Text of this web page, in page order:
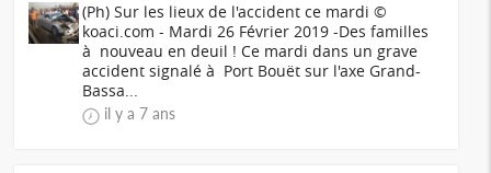
(Ph) Sur les lieux de l'accident ce mardi ©
koaci.com - Mardi 26 Février 2019 -Des familles
à nouveau en deuil ! Ce mardi dans un grave
accident signalé à Port Bouët sur l'axe Grand-
Bassa...
il y a 7 ans